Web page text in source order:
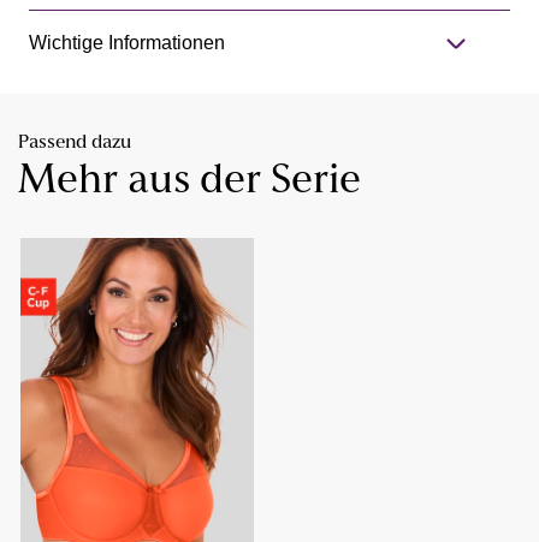
Wichtige Informationen
Passend dazu
Mehr aus der Serie